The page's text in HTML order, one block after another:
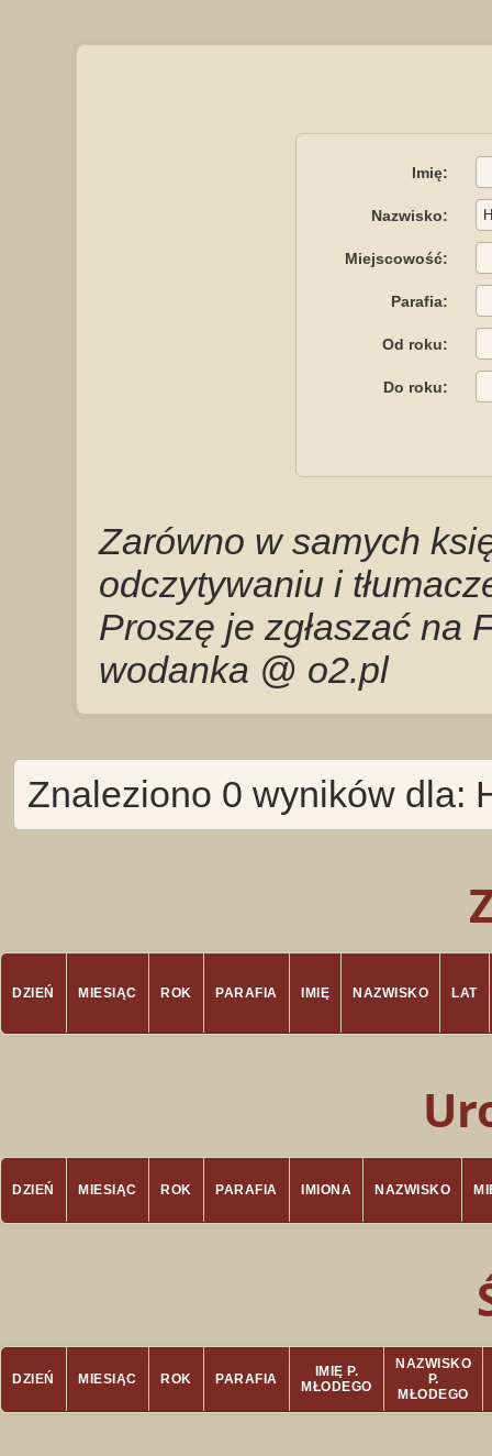
Imię:
Nazwisko:
Miejscowość:
Parafia:
Od roku:
Do roku:
Zarówno w samych
odczytywaniu i
Proszę je zgłaszać na
wodanka @ o2.pl
Znaleziono 0 wyników dla:
DZIEŃ MIESIĄC ROK PARAFIA IMIĘ NAZWISKO LAT
DZIEŃ MIESIĄC ROK PARAFIA IMIONA NAZWISKO
DZIEŃ MIESIĄC ROK PARAFIA
IMIĘ P.
MŁODEGO
NAZWISKO
P.
MŁODEGO